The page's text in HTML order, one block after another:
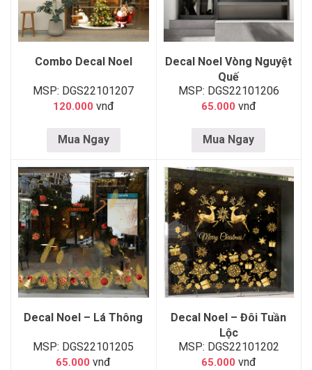
Combo Decal Noel
MSP: DGS22101207
120.000 vnđ
Mua Ngay
Decal Noel Vòng Nguyệt
Quế
MSP: DGS22101206
65.000 vnđ
Mua Ngay
Decal Noel – Lá Thông
MSP: DGS22101205
65.000 vnđ
Decal Noel – Đôi Tuần
Lộc
MSP: DGS22101202
65.000 vnđ